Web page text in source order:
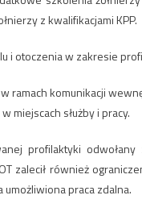
z kwalifikacjami KPP.
i otoczenia w zakresie
ramach komunikacji
miejscach służby i pracy.
profilaktyki odwołany
zalecił również
praca zdalna.